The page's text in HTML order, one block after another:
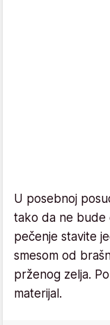
U posebnoj
tako da ne bude
pečenje stavite
smesom od
prženog zelja.
materijal.